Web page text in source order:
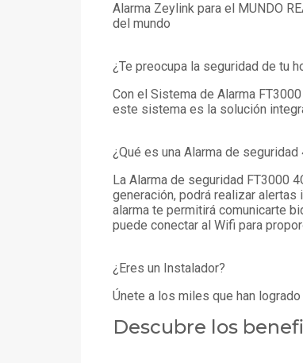
Alarma Zeylink para el MUNDO
del mundo
¿Te preocupa la seguridad de tu
Con el Sistema de Alarma
este sistema es la solución
¿Qué es una Alarma de seguridad
La Alarma de seguridad FT3000
generación, podrá realizar
alarma te permitirá comunicarte
puede conectar al Wifi para
¿Eres un Instalador?
Únete a los miles que han
Descubre los